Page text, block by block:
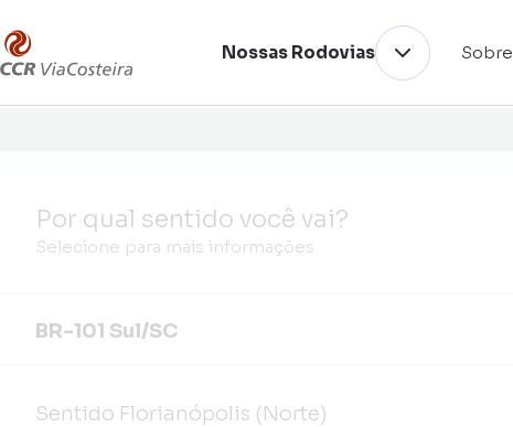
Nossas Rodovias Sobre
Por qual sentido você vai?
Selecione para mais informações
BR-101 Sul/SC
Sentido Florianópolis (Norte)